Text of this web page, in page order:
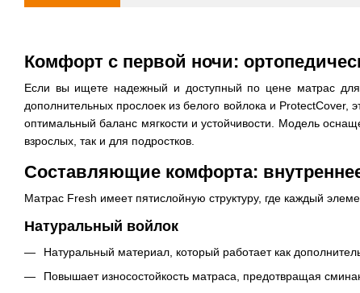
Комфорт с первой ночи:
Если вы ищете надежный и доступный по цене матрас для
дополнительных прослоек из белого войлока и ProtectCover,
оптимальный баланс мягкости и устойчивости. Модель
взрослых, так и для подростков.
Составляющие комфорта:
Матрас Fresh имеет пятислойную структуру, где каждый
Натуральный войлок
Натуральный материал, который работает как
Повышает износостойкость матраса, предотвращая